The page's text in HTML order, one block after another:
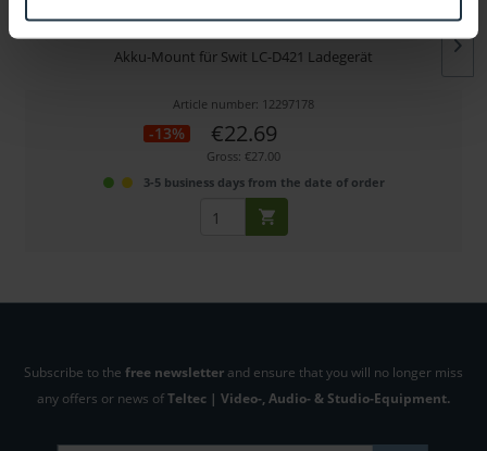
Akku-Mount für Swit LC-D421 Ladegerät
Article number: 12297178
-13% €22.69
Gross: €27.00
3-5 business days from the date of order
Subscribe to the free newsletter and ensure that you will no longer miss
any offers or news ofTeltec | Video-, Audio- & Studio-Equipment.